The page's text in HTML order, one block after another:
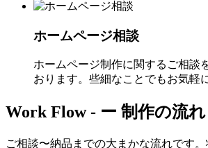
ホームページ相談
ホームページ制作に関するご相談
おります。些細なことでもお気軽
Work Flow - ー 制作の流
ご相談〜納品までの大まかな流れです